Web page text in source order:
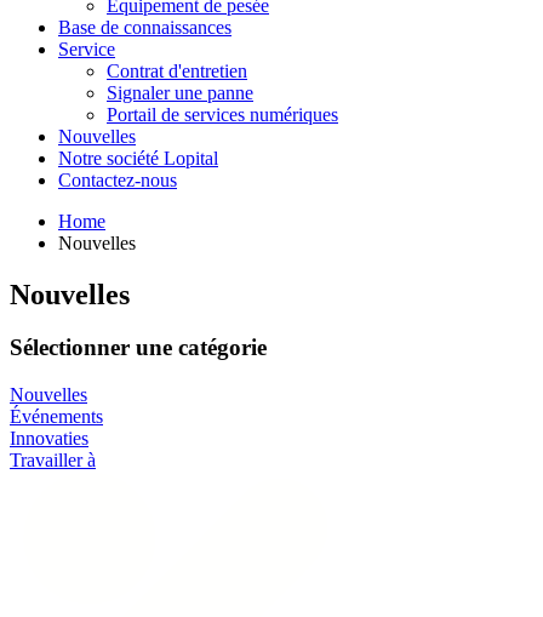
Équipement de pesée
Base de connaissances
Service
Contrat d'entretien
Signaler une panne
Portail de services numériques
Nouvelles
Notre société Lopital
Contactez-nous
Home
Nouvelles
Nouvelles
Sélectionner une catégorie
Nouvelles
Événements
Innovaties
Travailler à